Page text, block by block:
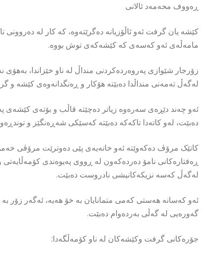
ڕەووف محەمەد ئالانی
کێشە یان گرفت ئەو ئاڵۆزیانە دەگرێتەوە، کە کار لە
مامەڵەی ئەو کەسەی کە کێشەکەی توش بووە.
زۆرجار شێوازی پەروەردەکردنی منداڵ لە ناو خێزاندا،
لەگەڵ تەمەنی منداڵدا دەبێتە هۆکار و ڕەنگدانەوەی کێشە و
ئەو چەند دێڕەی سەرەوە زیاتر دەچێتە قاڵب و بۆتەی کێشەی
دەبێت، لەو کاتەدا تاکەکە دەبێتە کەسێکی شەڕەنگێز و
کاتێک مرۆڤ دەکەوێتە ئەو خانەیەی پێی دەوترێت مرۆڤی
ڕەفتارەکانی نامۆ دەردەکەون لە ڕووی پەیوەندی
لەگەڵ کەسە نزیکەکانیشی نادروست دەبێت.
ئەو کەسانە هەستی کەمی متمانایان بە خۆ هەیە، ئەگەر زۆر
گەورەیی لە گەڵی بەردەوام دەبێت.
جۆرەکانی گرفت وکێشەکان لە ناو کۆمەڵگەدا: